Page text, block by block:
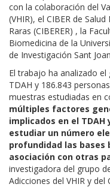
con la colaboración del
(VHIR), el CIBER de
Raras (CIBERER) , la
Biomedicina de la
de Investigación Sant
El trabajo ha analizado
TDAH y 186.843
muestras estudiadas en
múltiples factores
implicados en el
estudiar un número
profundidad las
asociación con otras
investigadora del grupo
Adicciones del VHIR y del